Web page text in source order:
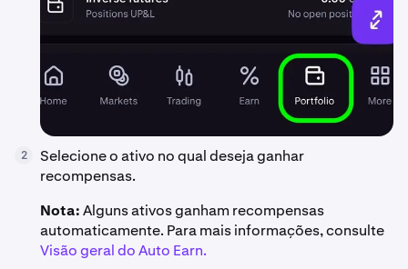
2
Selecione o ativo no qual deseja ganhar
recompensas.
Nota:Alguns ativos ganham recompensas
automaticamente. Para mais informações, consulte
Visão geral do Auto Earn.